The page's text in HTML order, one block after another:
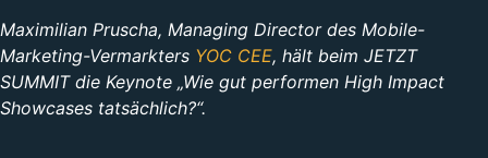
Maximilian Pruscha, Managing Director des Mobile-
Marketing-Vermarkters YOC CEE, hält beim JETZT
SUMMIT die Keynote „Wie gut performen High Impact
Showcases tatsächlich?“.